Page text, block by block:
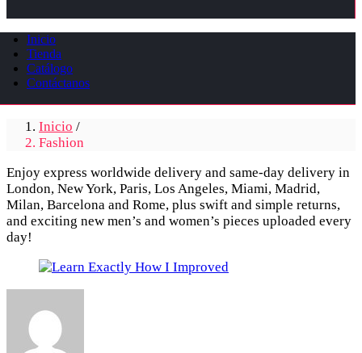
Inicio
Tienda
Catálogo
Contáctanos
Inicio /
Fashion
Enjoy express worldwide delivery and same-day delivery in
London, New York, Paris, Los Angeles, Miami, Madrid,
Milan, Barcelona and Rome, plus swift and simple returns,
and exciting new men’s and women’s pieces uploaded every
day!